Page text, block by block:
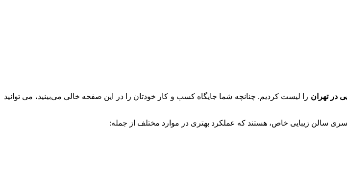
در تهران را لیست کردیم. چنانچه شما جایگاه کسب و کار خودتان را در این صفحه خالی می‌بینید، می توانید
سری سالن زیبایی خاص، هستند که عملکرد بهتری در موارد مختلف از جمله: